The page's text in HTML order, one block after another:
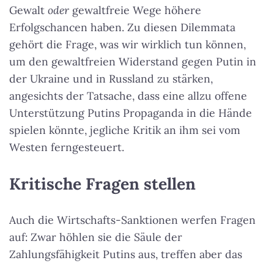
Gewalt oder gewaltfreie Wege höhere
Erfolgschancen haben. Zu diesen Dilemmata
gehört die Frage, was wir wirklich tun können,
um den gewaltfreien Widerstand gegen Putin in
der Ukraine und in Russland zu stärken,
angesichts der Tatsache, dass eine allzu offene
Unterstützung Putins Propaganda in die Hände
spielen könnte, jegliche Kritik an ihm sei vom
Westen ferngesteuert.
Kritische Fragen stellen
Auch die Wirtschafts-Sanktionen werfen Fragen
auf: Zwar höhlen sie die Säule der
Zahlungsfähigkeit Putins aus, treffen aber das